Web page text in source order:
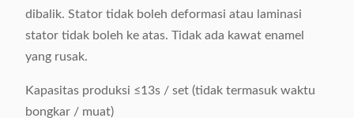
dibalik. Stator tidak boleh deformasi atau laminasi
stator tidak boleh ke atas. Tidak ada kawat enamel
yang rusak.
Kapasitas produksi ≤13s / set (tidak termasuk waktu
bongkar / muat)